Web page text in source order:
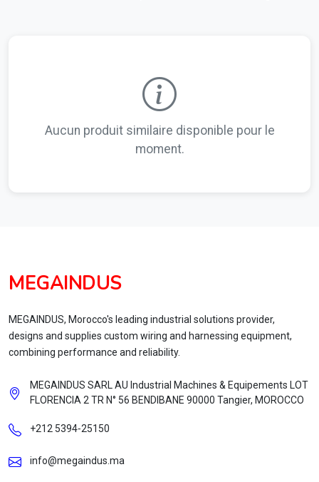
Aucun produit similaire disponible pour le
moment.
MEGAINDUS
MEGAINDUS, Morocco's leading industrial solutions provider,
designs and supplies custom wiring and harnessing equipment,
combining performance and reliability.
MEGAINDUS SARL AU Industrial Machines & Equipements LOT
FLORENCIA 2 TR N° 56 BENDIBANE 90000 Tangier, MOROCCO
+212 5394‑25150
info@megaindus.ma